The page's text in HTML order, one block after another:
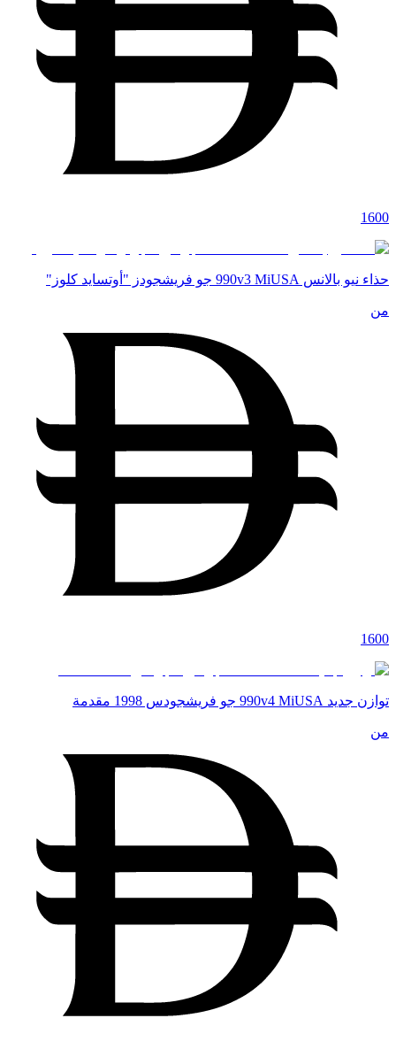
1600
حذاء نيو بالانس 990v3 MiUSA جو فريشجودز "أوتسايد كلوز"
من
1600
توازن جديد 990v4 MiUSA جو فريشجودس 1998 مقدمة
من